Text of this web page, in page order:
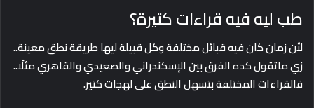
طب ليه فيه قراءات كتيرة؟
لأن زمان كان فيه قبائل مختلفة وكل قبيلة ليها طريقة نطق معينة..
زي ماتقول كده الفرق بين الإسكندراني والصعيدي والقاهري مثلًا..
فالقراءات المختلفة بتسهل النطق على لهجات كتير.